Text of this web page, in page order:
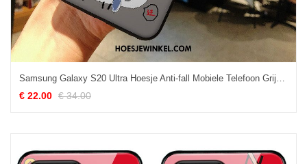
Samsung Galaxy S20 Ultra Hoesje Anti-fall Mobiele Telefoon Grijs, Samsung Galaxy S20 Ultra Hoesje Bescherming Siliconen
€ 22.00 € 34.00